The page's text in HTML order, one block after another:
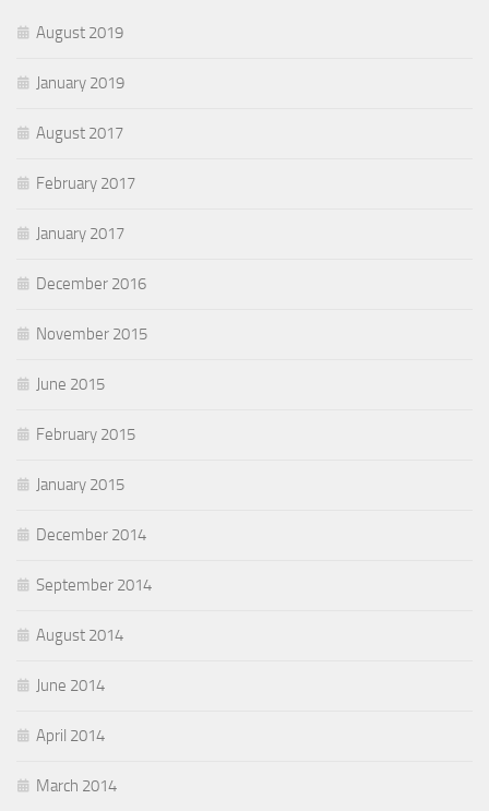
August 2019
January 2019
August 2017
February 2017
January 2017
December 2016
November 2015
June 2015
February 2015
January 2015
December 2014
September 2014
August 2014
June 2014
April 2014
March 2014